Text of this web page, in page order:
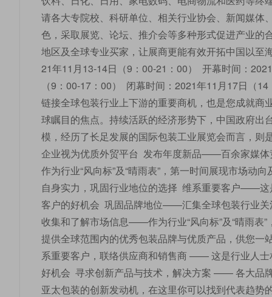
请各大专院校、科研单位、相关行业协会、新闻媒
色，采取展览、论坛、推介会等多种形式促进产业
地区及全球专业买家，让展商更能有效开拓中国以
21年11月13-14日（9：00-21：00） 开幕时间：
（9：00-17：00） 闭幕时间：2021年11月17日（
链接全球包装行业上下游的重要商机，也是您成就
球瞩目的焦点。持续活跃的经济形势下，中国政府出
模，经历了长足发展的国际包装工业展览会而言，
企业视为优质外贸平台 发布年度新品——百余家媒
作为行业“风向标”及“晴雨表”，第一时间展现市场
自身实力，巩固行业地位的选择 维系重要客户——这
客户的好机会 巩固品牌地位——汇集全球包装行业
收集和了解市场信息——作为行业“风向标”及“晴雨
提供全球范围内的优秀包装品牌与优质产品，供您
系重要客户，联络供应商和销售商 —— 这是行业人
好机会 寻求创新产品与技术，解决方案 —— 各大品
亚太包装的创新发动机，在这里你可以找到代表趋